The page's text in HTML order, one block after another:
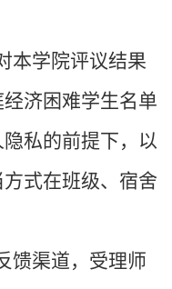
本学院评议结果
济困难学生名单
私的前提下，以
式在班级、宿舍
馈渠道，受理师